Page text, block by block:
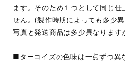
ます。そのため１つとして同じ仕
せん。(製作時期によっても多少
写真と発送商品は多少異なります
■ターコイズの色味は一点ずつ異